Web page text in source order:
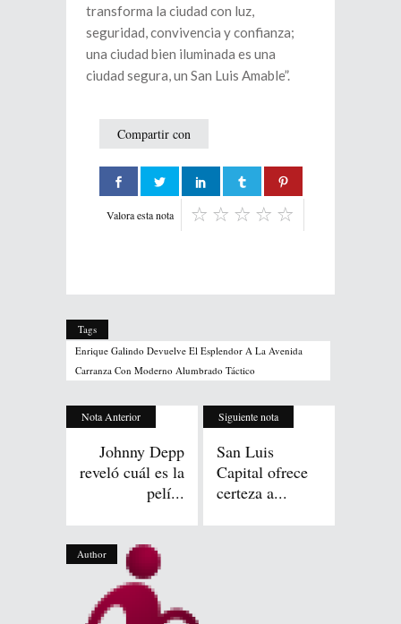
transforma la ciudad con luz,
seguridad, convivencia y confianza;
una ciudad bien iluminada es una
ciudad segura, un San Luis Amable”.
Compartir con
Valora esta nota
Tags
Enrique Galindo Devuelve El Esplendor A La Avenida
Carranza Con Moderno Alumbrado Táctico
Nota Anterior
Johnny Depp
reveló cuál es la
pelí...
Siguiente nota
San Luis
Capital ofrece
certeza a...
Author